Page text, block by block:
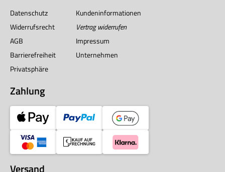
Datenschutz
Kundeninformationen
Widerrufsrecht
Vertrag widerrufen
AGB
Impressum
Barrierefreiheit
Unternehmen
Privatsphäre
Zahlung
Versand